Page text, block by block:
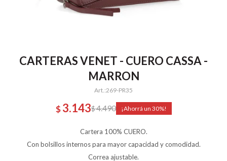
CARTERAS VENET - CUERO CASSA -
MARRON
269-PR35
$ 3.143$4.490 30
Cartera 100% CUERO.
Con bolsillos internos para mayor capacidad y comodidad.
Correa ajustable.